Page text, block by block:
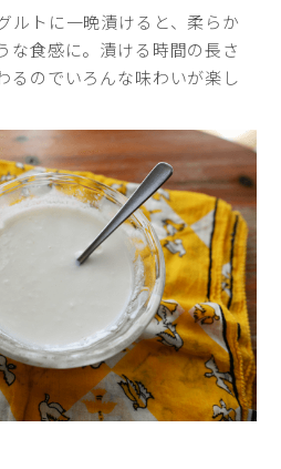
ルトに一晩漬けると、柔らか
な食感に。漬ける時間の長さ
るのでいろんな味わいが楽し